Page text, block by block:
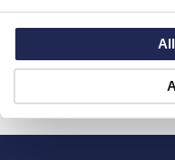
Hoe kan ik betalen?